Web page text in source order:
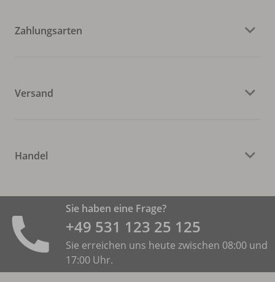
Zahlungsarten
Versand
Handel
Sie haben eine Frage?
+49 531 ­123 25 125
Sie erreichen uns heute zwischen 08:00 und
17:00 Uhr.